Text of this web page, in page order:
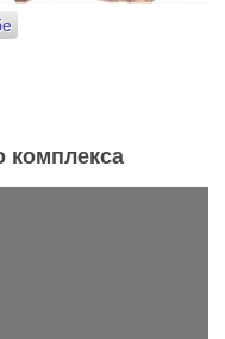
комплекса